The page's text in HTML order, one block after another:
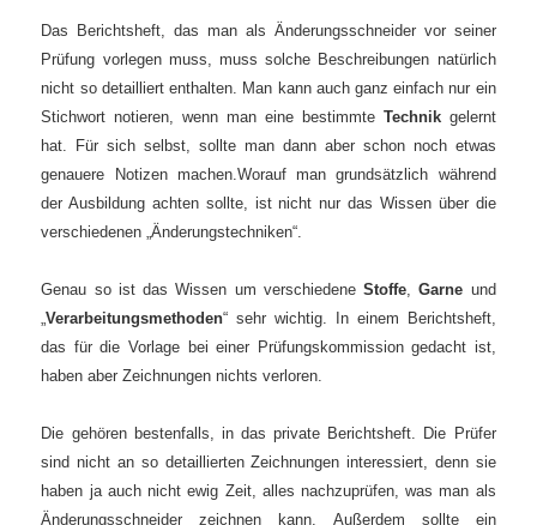
Das Berichtsheft, das man als Änderungsschneider vor seiner
Prüfung vorlegen muss, muss solche Beschreibungen natürlich
nicht so detailliert enthalten. Man kann auch ganz einfach nur ein
Stichwort notieren, wenn man eine bestimmte Technikgelernt
hat. Für sich selbst, sollte man dann aber schon noch etwas
genauere Notizen machen.Worauf man grundsätzlich während
der Ausbildung achten sollte, ist nicht nur das Wissen über die
verschiedenen „Änderungstechniken“.
Genau so ist das Wissen um verschiedeneStoffe,Garne und
„Verarbeitungsmethoden“ sehr wichtig.
In einem Berichtsheft,
das für die Vorlage bei einer Prüfungskommission gedacht ist,
haben aber Zeichnungen nichts verloren.
Die gehören bestenfalls, in das private Berichtsheft. Die Prüfer
sind nicht an so detaillierten Zeichnungen interessiert, denn sie
haben ja auch nicht ewig Zeit, alles nachzuprüfen, was man als
Änderungsschneider zeichnen kann. Außerdem sollte ein